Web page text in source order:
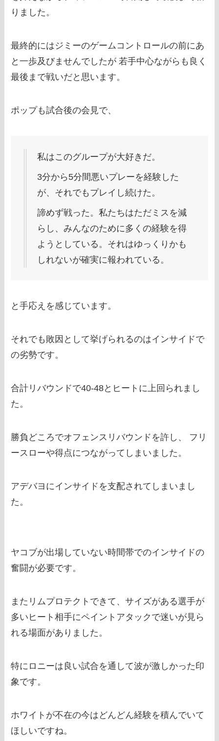
りました。
最終的にはジミーのゲームコントロールの前にあ
と一歩及びませんでしたが 若手中心ながらも良く
最後まで戦いだと思います。
ポップも試合後の会見で、
私はこのグループが大好きだ。
3分から5分間悪いプレーを経験した
が、それでもプレイし続けた。
諦めず戦った。私たちはただミスを減
らし、みんなのために多くの経験を得
ようとしている。それはゆっくりかも
しれないが確実に報われている。
と手応えを感じています。
それでも敗因として挙げられるのはインサイドで
の劣勢です。
合計リバウンドで40-48とヒートに上回られまし
た。
勝負どころでオフェンスリバウンドを許し、 フリ
ースローや得点につながってしまいました。
アデバヨにインサイドを支配されてしまいまし
た。
ヤコブが出場していない時間帯でのインサイドの
奮闘が必要です。
またリムプロテクトできて、サイズがある選手が
多いヒート相手にペイントアタックで迷いが見ら
れる場面がありました。
特にロニーは良い試合を通して波が激しかった印
象です。
ホワイトが不在の今はどんどん経験を積んでいて
ほしいですね。